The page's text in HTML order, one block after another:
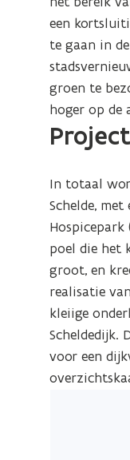
een
te gaan in
groen te
hoger op de
In totaal
Schelde,
poel die het
groot, en
realisatie
kleiige
Scheldedijk.
voor een